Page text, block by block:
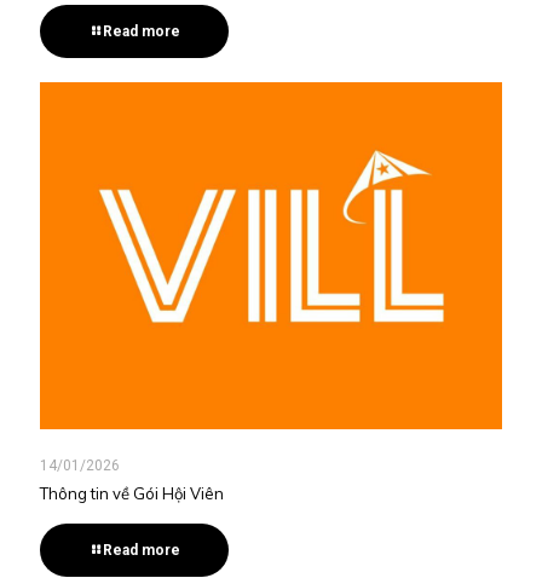
Read more
14/01/2026
Thông tin về Gói Hội Viên
Read more